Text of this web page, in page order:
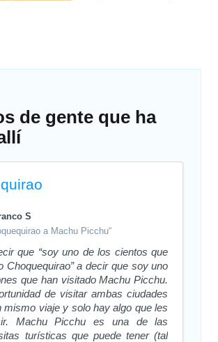
de gente que ha
S
a Machu Picchu“
que “soy uno de los cientos que
Choquequirao” a decir que soy uno
que han visitado Machu Picchu.
de visitar ambas ciudades
mismo viaje y solo hay algo que les
Machu Picchu es una de las
turísticas que puede tener (tal